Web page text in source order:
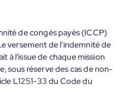
de congés payés (ICCP)
versement de l'indemnité de
à l'issue de chaque mission
sous réserve des cas de non-
L1251-33 du Code du